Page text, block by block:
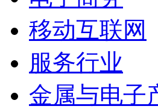
移动互联网
服务行业
金属与电子